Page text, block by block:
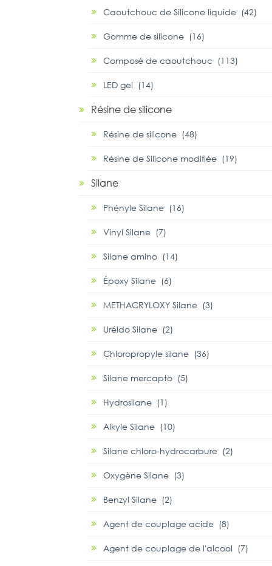
Caoutchouc de Silicone liquide (42)
Gomme de silicone (16)
Composé de caoutchouc (113)
LED gel (14)
Résine de silicone
Résine de silicone (48)
Résine de Silicone modifiée (19)
Silane
Phényle Silane (16)
Vinyl Silane (7)
Silane amino (14)
Époxy Silane (6)
METHACRYLOXY Silane (3)
Uréido Silane (2)
Chloropropyle silane (36)
Silane mercapto (5)
Hydrosilane (1)
Alkyle Silane (10)
Silane chloro-hydrocarbure (2)
Oxygène Silane (3)
Benzyl Silane (2)
Agent de couplage acide (8)
Agent de couplage de l'alcool (7)